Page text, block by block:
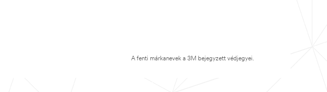
A fenti márkanevek a 3M bejegyzett védjegyei.